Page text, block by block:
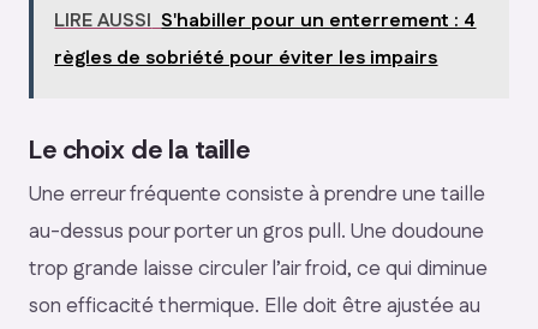
LIRE AUSSI S'habiller pour un enterrement : 4
règles de sobriété pour éviter les impairs
Le choix de la taille
Une erreur fréquente consiste à prendre une taille
au-dessus pour porter un gros pull. Une doudoune
trop grande laisse circuler l’air froid, ce qui diminue
son efficacité thermique. Elle doit être ajustée au